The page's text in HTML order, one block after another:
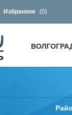
Избранное (0)